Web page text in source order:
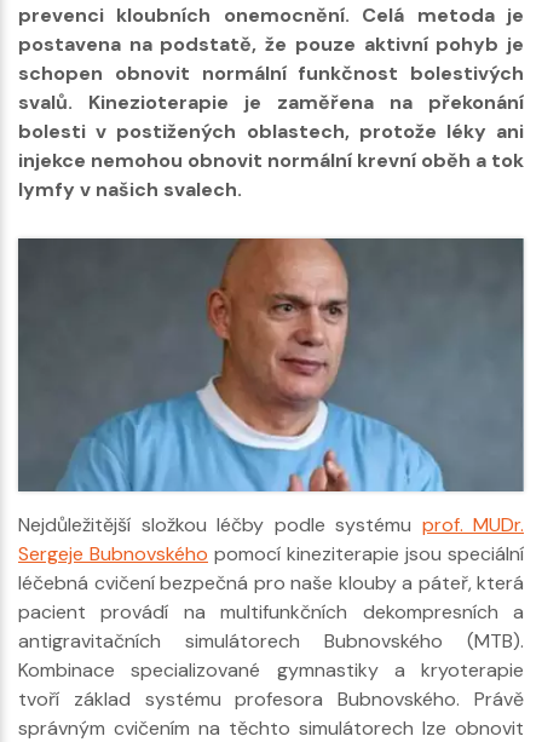
prevenci kloubních onemocnění. Celá metoda je
postavena na podstatě, že pouze aktivní pohyb je
schopen obnovit normální funkčnost bolestivých
svalů. Kinezioterapie je zaměřena na překonání
bolesti v postižených oblastech, protože léky ani
injekce nemohou obnovit normální krevní oběh a tok
lymfy v našich svalech.
Nejdůležitější složkou léčby podle systému prof. MUDr.
Sergeje Bubnovského pomocí kineziterapie jsou speciální
léčebná cvičení bezpečná pro naše klouby a páteř, která
pacient provádí na multifunkčních dekompresních a
antigravitačních simulátorech Bubnovského (MTB).
Kombinace specializované gymnastiky a kryoterapie
tvoří základ systému profesora Bubnovského. Právě
správným cvičením na těchto simulátorech lze obnovit